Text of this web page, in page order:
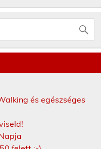
és egészséges